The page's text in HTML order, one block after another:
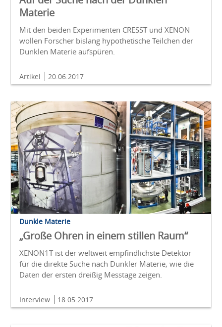
Materie
Mit den beiden Experimenten CRESST und XENON
wollen Forscher bislang hypothetische Teilchen der
Dunklen Materie aufspüren.
Artikel 20.06.2017
Dunkle Materie
„Große Ohren in einem stillen Raum“
XENON1T ist der weltweit empfindlichste Detektor
für die direkte Suche nach Dunkler Materie, wie die
Daten der ersten dreißig Messtage zeigen.
Interview 18.05.2017